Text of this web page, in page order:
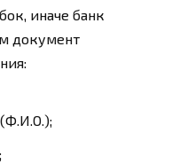
иначе банк
документ